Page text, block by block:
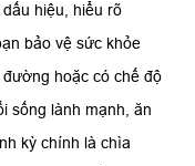
hiệu, hiểu rõ
bảo vệ sức khỏe
hoặc có chế độ
sống lành mạnh, ăn
kỳ chính là chìa